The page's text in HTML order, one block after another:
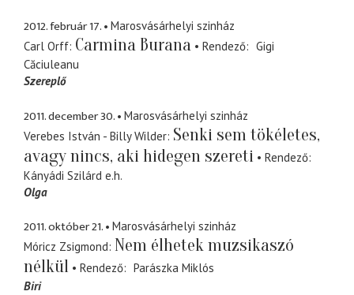
2012. február 17.
Marosvásárhelyi szinház
Carl Orff Carmina Burana Rendező
Gigi
Căciuleanu
Szereplő
2011. december 30.
Marosvásárhelyi szinház
Verebes István - Billy Wilder Senki sem tökéletes,
avagy nincs, aki hidegen szereti
Rendező
Kányádi Szilárd e.h.
Olga
2011. október 21.
Marosvásárhelyi szinház
Móricz Zsigmond Nem élhetek muzsikaszó
nélkül
Rendező
Parászka Miklós
Biri